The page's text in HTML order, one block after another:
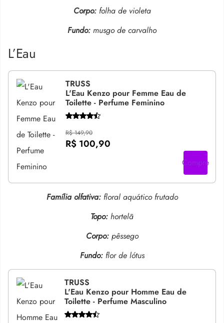
Corpo:folha de violeta
Fundo: musgo de carvalho
L’Eau
TRUSS
L'Eau Kenzo pour Femme Eau de
Toilette - Perfume Feminino
R$ 149,90
R$ 100,90
Compre
Família olfativa: floral aquático frutado
Topo: hortelã
Corpo:pêssego
Fundo: flor de lótus
TRUSS
L'Eau Kenzo pour Homme Eau de
Toilette - Perfume Masculino